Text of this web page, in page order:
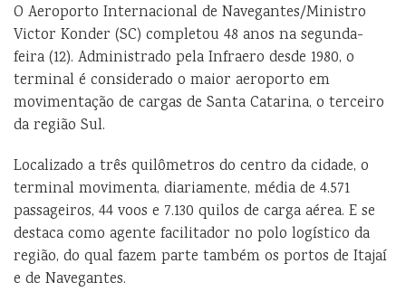
O Aeroporto Internacional de Navegantes/Ministro
Victor Konder (SC) completou 48 anos na segunda-
feira (12). Administrado pela Infraero desde 1980, o
terminal é considerado o maior aeroporto em
movimentação de cargas de Santa Catarina, o terceiro
da região Sul.
Localizado a três quilômetros do centro da cidade, o
terminal movimenta, diariamente, média de 4.571
passageiros, 44 voos e 7.130 quilos de carga aérea. E se
destaca como agente facilitador no polo logístico da
região, do qual fazem parte também os portos de Itajaí
e de Navegantes.